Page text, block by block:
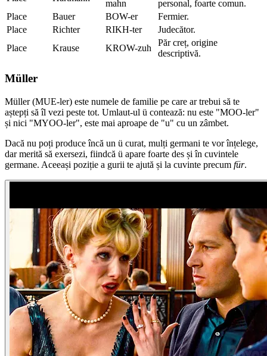
mahn
personal, foarte comun.
Place
Bauer BOW-er
Fermier.
Place
Richter RIKH-ter
Judecător.
Place
Krause KROW-zuh
Păr creț, origine
descriptivă.
Müller
Müller (MUE-ler) este numele de familie pe care ar trebui să te
aștepți să îl vezi peste tot. Umlaut-ul ü contează: nu este "MOO-ler"
și nici "MYOO-ler", este mai aproape de "u" cu un zâmbet.
Dacă nu poți produce încă un ü curat, mulți germani te vor înțelege,
dar merită să exersezi, fiindcă ü apare foarte des și în cuvintele
germane. Aceeași poziție a gurii te ajută și la cuvinte precum für.